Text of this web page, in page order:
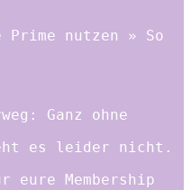
Prime nutzen » So
Ganz ohne
es leider nicht.
Membership